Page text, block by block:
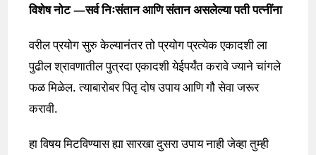
विशेष नोट —सर्व निःसंतान आणि संतान असलेल्या पती पत्नींना
वरील प्रयोग सुरु केल्यानंतर तो प्रयोग प्रत्येक एकादशी ला
पुढील श्रावणातील पुत्रदा एकादशी येईपर्यंत करावे ज्याने चांगले
फळ मिळेल. त्याबारोबर पितृ दोष उपाय आणि गौ सेवा जरूर
करावी.
हा विषय मिटविण्यास ह्या सारखा दुसरा उपाय नाही जेव्हा तुम्ही